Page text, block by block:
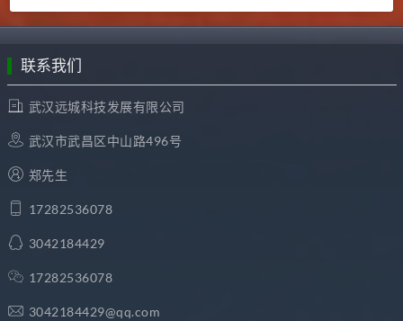
联系我们
武汉远城科技发展有限公司
武汉市武昌区中山路496号
郑先生
17282536078
3042184429
17282536078
3042184429@qq.com